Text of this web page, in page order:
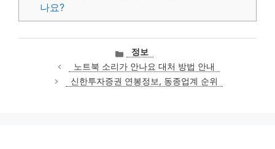
나요?
카
테
고
리
정보
노트북 소리가 안나요 대처 방법 안내
신한투자증권 연봉정보, 동종업계 순위